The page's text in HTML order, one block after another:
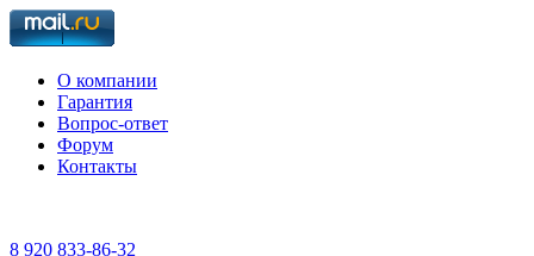
О компании
Гарантия
Вопрос-ответ
Форум
Контакты
8 920 833-86-32